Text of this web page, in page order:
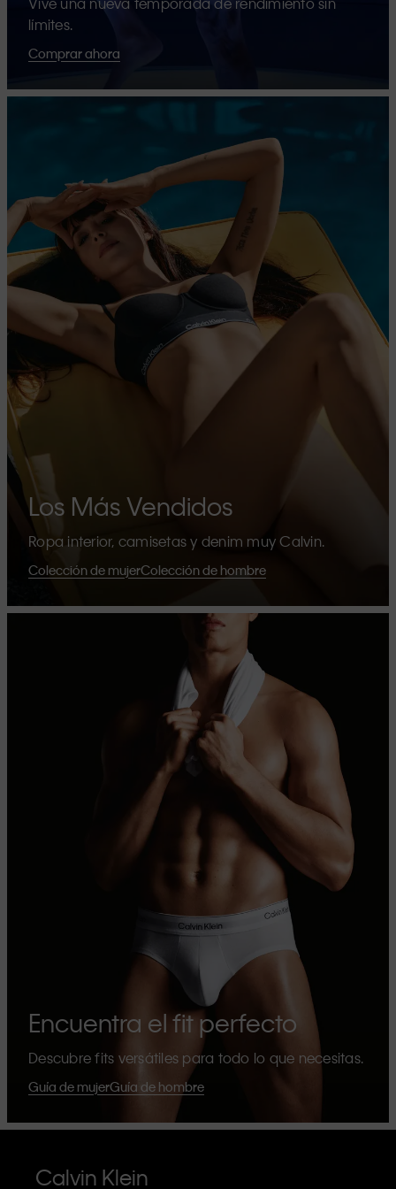
límites.
Comprar ahora
Los Más Vendidos
Ropa interior, camisetas y denim muy Calvin.
Colección de mujerColección de hombre
Encuentra el fit perfecto
Descubre fits versátiles para todo lo que necesitas.
Guía de mujerGuía de hombre
Calvin Klein